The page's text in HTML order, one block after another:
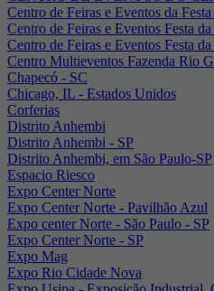
Centro de Feiras e Eventos da
Centro de Feiras e Eventos Festa
Centro de Feiras e Eventos Festa
Centro Multieventos Fazenda Rio
Chapecó - SC
Chicago, IL - Estados Unidos
Corferias
Distrito Anhembi
Distrito Anhembi - SP
Distrito Anhembi, em São Paulo-SP
Espacio Riesco
Expo Center Norte
Expo Center Norte - Pavilhão Azul
Expo center Norte - São Paulo - SP
Expo Center Norte - SP
Expo Mag
Expo Rio Cidade Nova